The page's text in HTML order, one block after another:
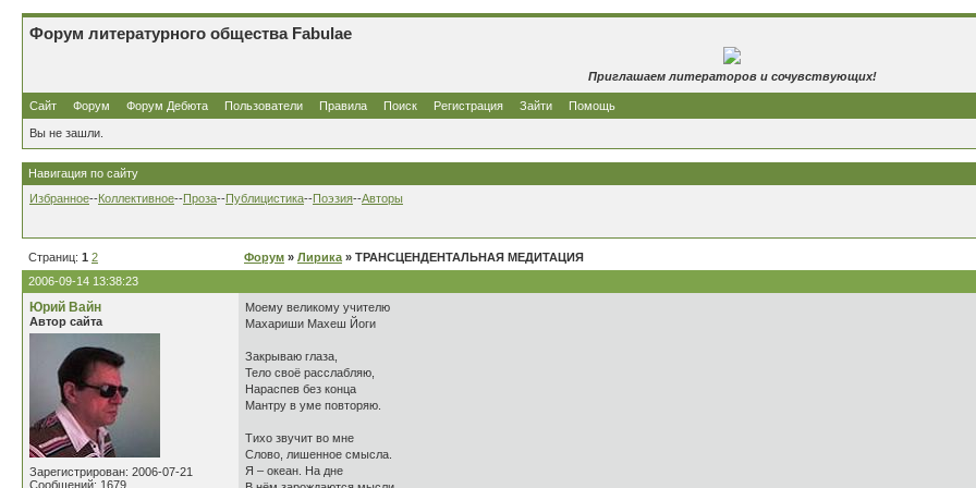
Форум литературного общества Fabulae
Приглашаем литераторов и сочувствующих!
Сайт Форум Форум Дебюта Пользователи Правила Поиск Регистрация Зайти Помощь
Вы не зашли.
Навигация по сайту
Избранное--Коллективное--Проза--Публицистика--Поэзия--Авторы
Страниц: 1 2 Форум » Лирика » ТРАНСЦЕНДЕНТАЛЬНАЯ МЕДИТАЦИЯ
2006-09-14 13:38:23
Юрий Вайн
Автор сайта
Зарегистрирован: 2006-07-21
Сообщений: 1679
Моему великому учителю
Махариши Махеш Йоги
Закрываю глаза,
Тело своё расслабляю,
Нараспев без конца
Мантру в уме повторяю.
Тихо звучит во мне
Слово, лишенное смысла.
Я – океан. На дне